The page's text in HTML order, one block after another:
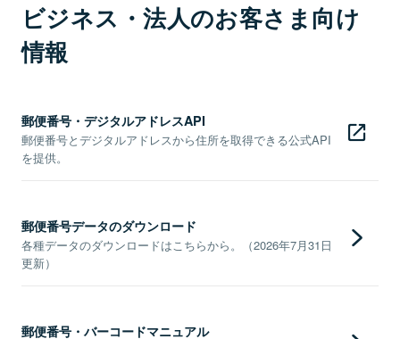
ビジネス・法人のお客さま向け
情報
郵便番号・デジタルアドレスAPI
郵便番号とデジタルアドレスから住所を取得できる公式API
を提供。
郵便番号データのダウンロード
各種データのダウンロードはこちらから。（2026年7月31日
更新）
郵便番号・バーコードマニュアル